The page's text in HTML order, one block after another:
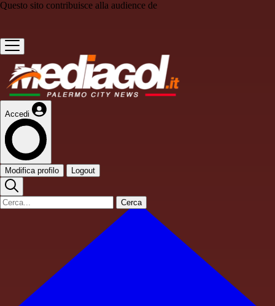
Questo sito contribuisce alla audience de
Accedi
Modifica profilo Logout
Cerca